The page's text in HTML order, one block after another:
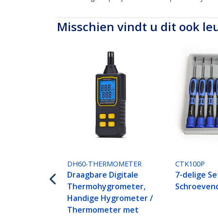
Misschien vindt u dit ook
DH60-THERMOMETER
Draagbare Digitale
Thermohygrometer,
Handige Hygrometer /
Thermometer met
CTK100P
7-delige